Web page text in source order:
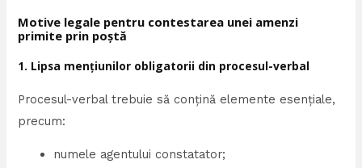
Motive legale pentru contestarea unei amenzi
primite prin poștă
1. Lipsa mențiunilor obligatorii din procesul-verbal
Procesul-verbal trebuie să conțină elemente esențiale,
precum:
numele agentului constatator;